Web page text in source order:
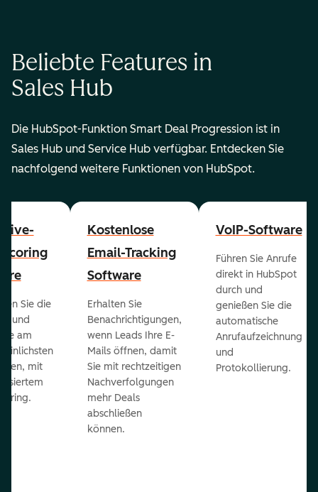
Beliebte Features in
Sales Hub
Die HubSpot-Funktion Smart Deal Progression ist in
Sales Hub und Service Hub verfügbar. Entdecken Sie
nachfolgend weitere Funktionen von HubSpot.
Sie die
und
am
mit
Kostenlose
Email-Tracking
Software
Erhalten Sie
Benachrichtigungen,
wenn Leads Ihre E-
Mails öffnen, damit
Sie mit rechtzeitigen
Nachverfolgungen
mehr Deals
abschließen
können.
VoIP-Software
Führen Sie Anrufe
direkt in HubSpot
durch und
genießen Sie die
automatische
Anrufaufzeichnung
und
Protokollierung.